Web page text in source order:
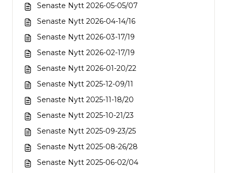
Senaste Nytt 2026-05-05/07
Senaste Nytt 2026-04-14/16
Senaste Nytt 2026-03-17/19
Senaste Nytt 2026-02-17/19
Senaste Nytt 2026-01-20/22
Senaste Nytt 2025-12-09/11
Senaste Nytt 2025-11-18/20
Senaste Nytt 2025-10-21/23
Senaste Nytt 2025-09-23/25
Senaste Nytt 2025-08-26/28
Senaste Nytt 2025-06-02/04